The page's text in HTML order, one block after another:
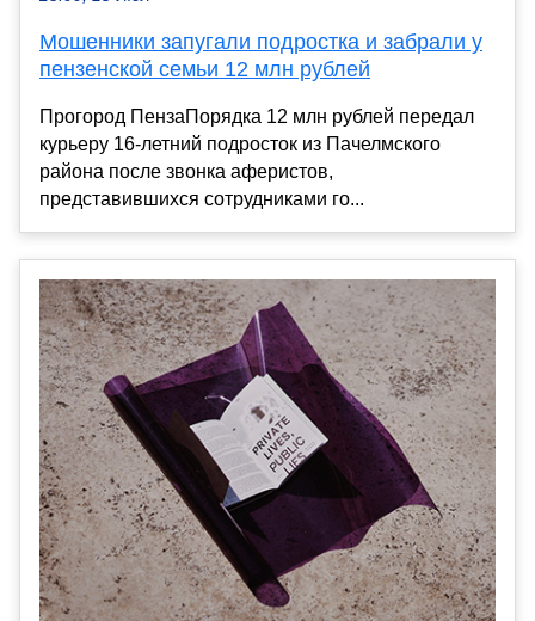
Мошенники запугали подростка и забрали у
пензенской семьи 12 млн рублей
Прогород ПензаПорядка 12 млн рублей передал
курьеру 16-летний подросток из Пачелмского
района после звонка аферистов,
представившихся сотрудниками го...